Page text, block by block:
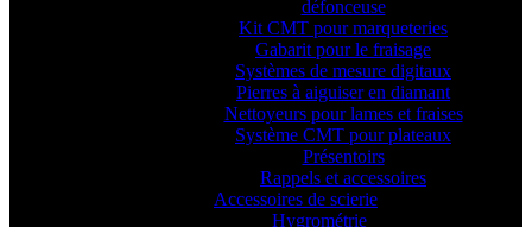
défonceuse
Kit CMT pour marqueteries
Gabarit pour le fraisage
Systèmes de mesure digitaux
Pierres à aiguiser en diamant
Nettoyeurs pour lames et fraises
Système CMT pour plateaux
Présentoirs
Rappels et accessoires
Accessoires de scierie
Hygrométrie